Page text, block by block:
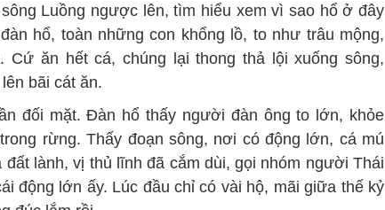
Luồng ngược lên, tìm hiểu xem vì sao hổ ở đây
hổ, toàn những con khổng lồ, to như trâu mộng,
Cứ ăn hết cá, chúng lại thong thả lội xuống sông,
bãi cát ăn.
đối mặt. Đàn hổ thấy người đàn ông to lớn, khỏe
rừng. Thấy đoạn sông, nơi có động lớn, cá mú
lành, vị thủ lĩnh đã cắm dùi, gọi nhóm người Thái
động lớn ấy. Lúc đầu chỉ có vài hộ, mãi giữa thế kỷ